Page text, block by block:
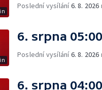
Poslední vysílání6. 8. 2026
6. srpna 05:00
Poslední vysílání6. 8. 2026
6. srpna 04:00